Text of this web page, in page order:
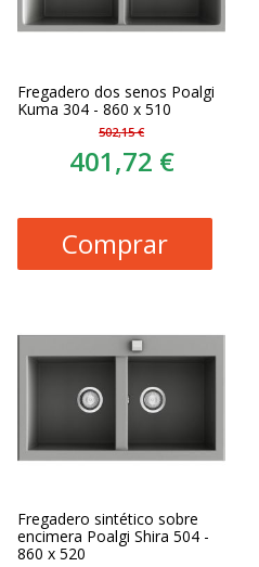
Fregadero dos senos Poalgi
Kuma 304 - 860 x 510
502,15 €
401,72 €
Comprar
Fregadero sintético sobre
encimera Poalgi Shira 504 -
860 x 520